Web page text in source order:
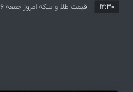
۱۲:۳۰